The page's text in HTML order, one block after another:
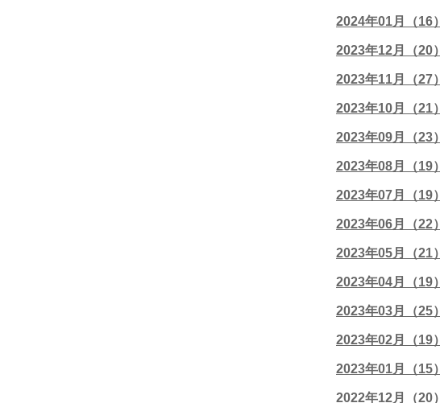
2024年01月（16）
2023年12月（20）
2023年11月（27）
2023年10月（21）
2023年09月（23）
2023年08月（19）
2023年07月（19）
2023年06月（22）
2023年05月（21）
2023年04月（19）
2023年03月（25）
2023年02月（19）
2023年01月（15）
2022年12月（20）